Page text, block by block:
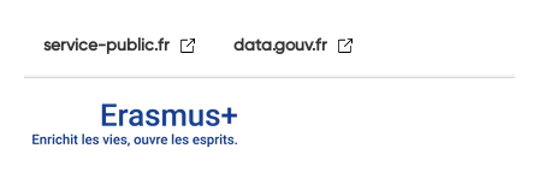
service-public.fr data.gouv.fr